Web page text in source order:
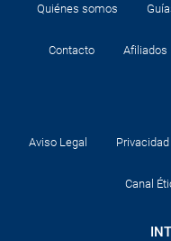
Quiénes somos
Contacto Afiliados
Aviso Legal Privacidad
Canal